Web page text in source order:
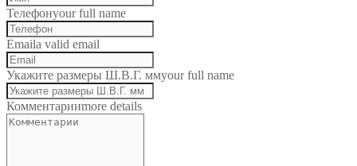
Телефонyour full name
Emaila valid email
Укажите размеры Ш.В.Г. ммyour full name
Комментарииmore details